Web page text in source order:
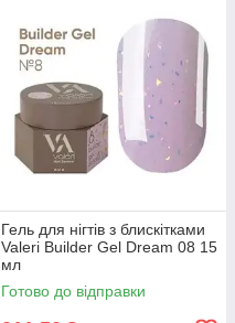
Гель для нігтів з блискітками
Valeri Builder Gel Dream 08 15
мл
Готово до відправки